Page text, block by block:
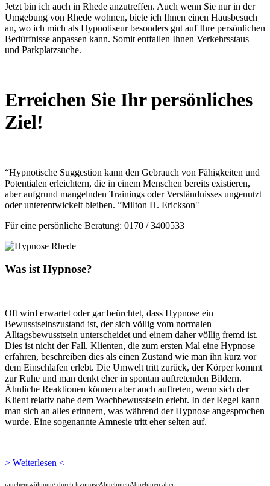
Jetzt bin ich auch in Rhede anzutreffen. Auch wenn Sie nur in der
Umgebung von Rhede wohnen, biete ich Ihnen einen Hausbesuch
an, wo ich mich als Hypnotiseur besonders gut auf Ihre persönlichen
Bedürfnisse anpassen kann. Somit entfallen Ihnen Verkehrsstaus
und Parkplatzsuche.
Erreichen Sie Ihr persönliches
Ziel!
“Hypnotische Suggestion kann den Gebrauch von Fähigkeiten und
Potentialen erleichtern, die in einem Menschen bereits existieren,
aber aufgrund mangelnden Trainings oder Verständnisses ungenutzt
oder unterentwickelt bleiben. ”Milton H. Erickson"
Für eine persönliche Beratung: 0170 / 3400533
Was ist Hypnose?
Oft wird erwartet oder gar beürchtet, dass Hypnose ein
Bewusstseinszustand ist, der sich völlig vom normalen
Alltagsbewusstsein unterscheidet und einem daher völlig fremd ist.
Dies ist nicht der Fall. Klienten, die zum ersten Mal eine Hypnose
erfahren, beschreiben dies als einen Zustand wie man ihn kurz vor
dem Einschlafen erlebt. Die Umwelt tritt zurück, der Körper kommt
zur Ruhe und man denkt eher in spontan auftretenden Bildern.
Ähnliche Reaktionen können aber auch auftreten, wenn sich der
Klient relativ nahe dem Wachbewusstsein erlebt. In der Regel kann
man sich an alles erinnern, was während der Hypnose angesprochen
wurde. Eine sogenannte Amnesie tritt eher selten auf.
> Weiterlesen <
rauchentwöhnung durch hypnoseAbnehmenAbnehmen aber